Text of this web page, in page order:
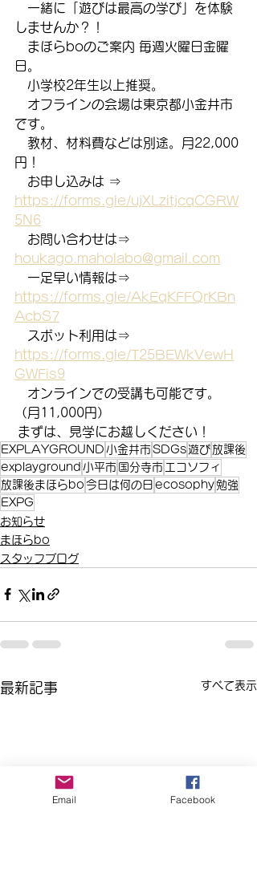
一緒に「遊びは最高の学び」を体験
しませんか？！
まほらboのご案内 毎週火曜日金曜
日。
小学校2年生以上推奨。
オフラインの会場は東京都小金井市
です。
教材、材料費などは別途。月22,000
円！
お申し込みは ⇒
https://forms.gle/ujXLzitjcqCGRW
5N6
お問い合わせは⇒
houkago.maholabo@gmail.com
一足早い情報は⇒
https://forms.gle/AkEqKFFQrKBn
AcbS7
スポット利用は⇒
https://forms.gle/T25BEWkVewH
GWFis9
オンラインでの受講も可能です。
（月11,000円）
まずは、見学にお越しください！
EXPLAYGROUND 小金井市 SDGs 遊び 放課後
explayground 小平市 国分寺市 エコソフィ
放課後まほらbo 今日は何の日 ecosophy勉強
EXPG
お知らせ
まほらbo
スタッフブログ
最新記事 すべて表示
Email Facebook